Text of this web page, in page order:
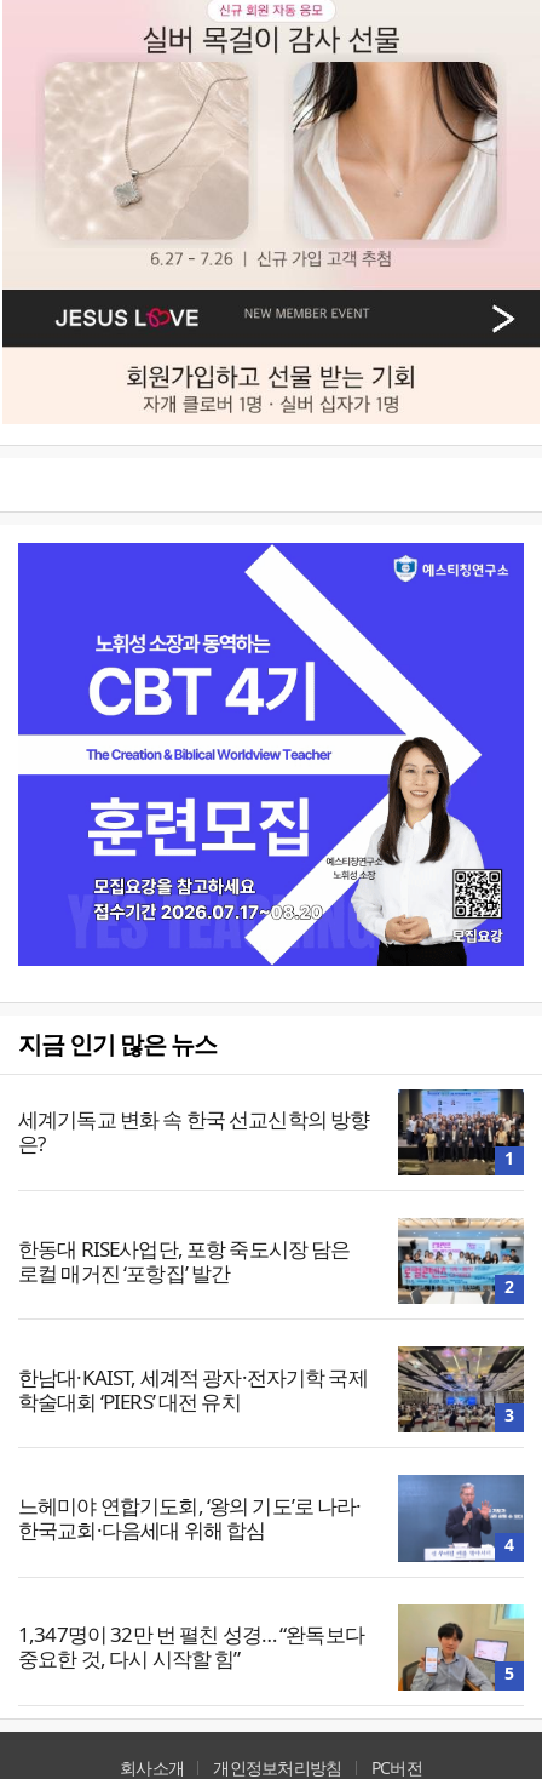
지금 인기 많은 뉴스
세계기독교 변화 속 한국 선교신학의 방향
은?
1
한동대 RISE사업단, 포항 죽도시장 담은
로컬 매거진 ‘포항집’ 발간
2
한남대·KAIST, 세계적 광자·전자기학 국제
학술대회 ‘PIERS’ 대전 유치
3
느헤미야 연합기도회, ‘왕의 기도’로 나라·
한국교회·다음세대 위해 합심
4
1,347명이 32만 번 펼친 성경… “완독보다
중요한 것, 다시 시작할 힘”
5
회사소개 개인정보처리방침 PC버전